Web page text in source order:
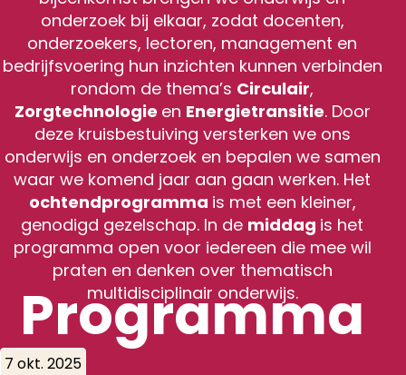
onderzoek bij elkaar, zodat docenten,
onderzoekers, lectoren, management en
bedrijfsvoering hun inzichten kunnen verbinden
rondom de thema’s Circulair,
Zorgtechnologie en Energietransitie. Door
deze kruisbestuiving versterken we ons
onderwijs en onderzoek en bepalen we samen
waar we komend jaar aan gaan werken. Het
ochtendprogramma is met een kleiner,
genodigd gezelschap. In de middag is het
programma open voor iedereen die mee wil
praten en denken over thematisch
multidisciplinair onderwijs.
Programma
7 okt. 2025